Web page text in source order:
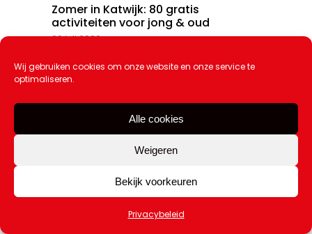
Wij gebruiken cookies om onze website en onze service te
optimaliseren.
Alle cookies
Weigeren
Bekijk voorkeuren
Privacybeleid
Zomer in Katwijk: 80 gratis
activiteiten voor jong & oud
20 juli 2026